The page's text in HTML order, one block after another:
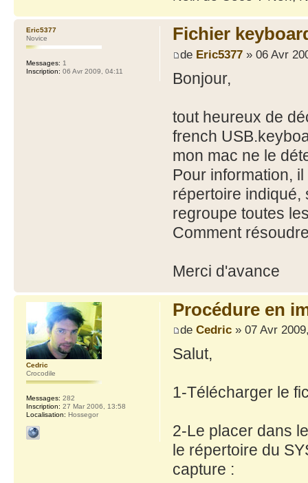
Fichier
de Eric5377» 06 Avr
Bonjour,
tout heureux de
french
mon mac ne le
Pour information,
répertoire indiqué,
regroupe toutes
Comment
Merci d'avance
Eric5377
Novice
Messages: 1
Inscription: 06 Avr 2009, 04:11
Procédure en
de Cedric» 07 Avr
Salut,
1-Télécharger le
2-Le placer dans
le répertoire du
capture :
Cedric
Crocodile
Messages: 282
Inscription: 27 Mar 2006, 13:58
Localisation: Hossegor